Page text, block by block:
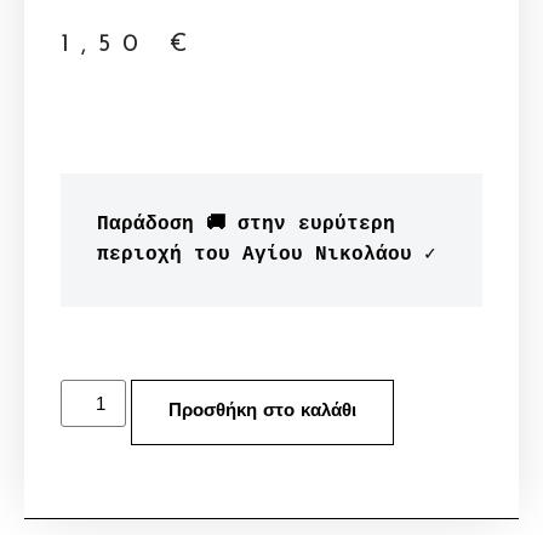
1,50 €
Παράδοση 🚚 στην ευρύτερη
περιοχή του Aγίου Νικολάου ✓
Προσθήκη στο καλάθι